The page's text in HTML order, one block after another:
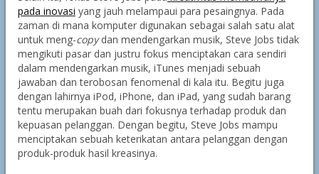
pada inovasi yang jauh melampaui para pesaingnya. Pada
zaman di mana komputer digunakan sebagai salah satu alat
untuk meng-copydan mendengarkan musik, Steve Jobs tidak
mengikuti pasar dan justru fokus menciptakan cara sendiri
dalam mendengarkan musik, iTunes menjadi sebuah
jawaban dan terobosan fenomenal di kala itu. Begitu juga
dengan lahirnya iPod, iPhone, dan iPad, yang sudah barang
tentu merupakan buah dari fokusnya terhadap produk dan
kepuasan pelanggan. Dengan begitu, Steve Jobs mampu
menciptakan sebuah keterikatan antara pelanggan dengan
produk-produk hasil kreasinya.